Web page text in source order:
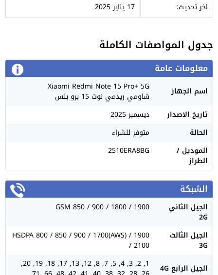
اخر تحديث:
17 يناير 2025
جدول المواصفات الكاملة
معلومات عامة
اسم الجهاز Xiaomi Redmi Note 15 Pro+ 5G
شاومي ريدمي نوت 15 برو بلس
تاريخ الاصدار
ديسمبر 2025
الحالة
متوفر للشراء
الموديل /
الطراز
2510ERA8BG
الشبكة
الجيل الثاني
2G
GSM 850 / 900 / 1800 / 1900
الجيل الثالث
3G
HSDPA 800 / 850 / 900 / 1700(AWS) / 1900
/ 2100
الجيل الرابع 4G
1, 2, 3, 4, 5, 7, 8, 12, 13, 17, 18, 19, 20,